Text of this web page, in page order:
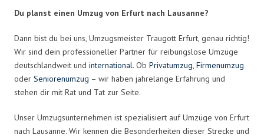
Du planst einen Umzug von Erfurt nach Lausanne?
Dann bist du bei uns, Umzugsmeister Traugott Erfurt, genau richtig!
Wir sind dein professioneller Partner für reibungslose Umzüge
deutschlandweit und international. Ob Privatumzug, Firmenumzug
oder Seniorenumzug – wir haben jahrelange Erfahrung und
stehen dir mit Rat und Tat zur Seite.
Unser Umzugsunternehmen ist spezialisiert auf Umzüge von Erfurt
nach Lausanne. Wir kennen die Besonderheiten dieser Strecke und